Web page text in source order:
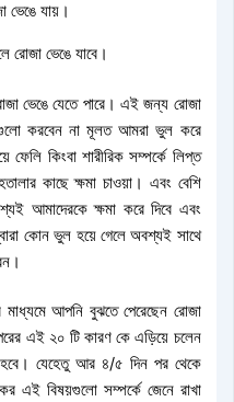
ভেঙে যায়।
রোজা ভেঙে যাবে।
ভেঙে যেতে পারে। এই জন্য রোজা
করবেন না মূলত আমরা ভুল করে
কিংবা শারীরিক সম্পর্কে লিপ্ত
কাছে ক্ষমা চাওয়া। এবং বেশি
আমাদেরকে ক্ষমা করে দিবে এবং
কোন ভুল হয়ে গেলে অবশ্যই সাথে
আপনি বুঝতে পেরেছেন রোজা
এই ২০ টি কারণ কে এড়িয়ে চলেন
হবে। যেহেতু আর ৪/৫ দিন পর থেকে
এই বিষয়গুলো সম্পর্কে জেনে রাখা